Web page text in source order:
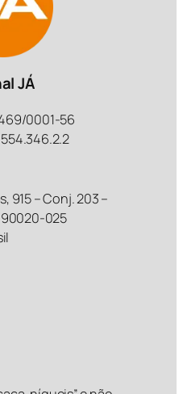
JÁ
0001-56
915 – Conj. 203 –
025